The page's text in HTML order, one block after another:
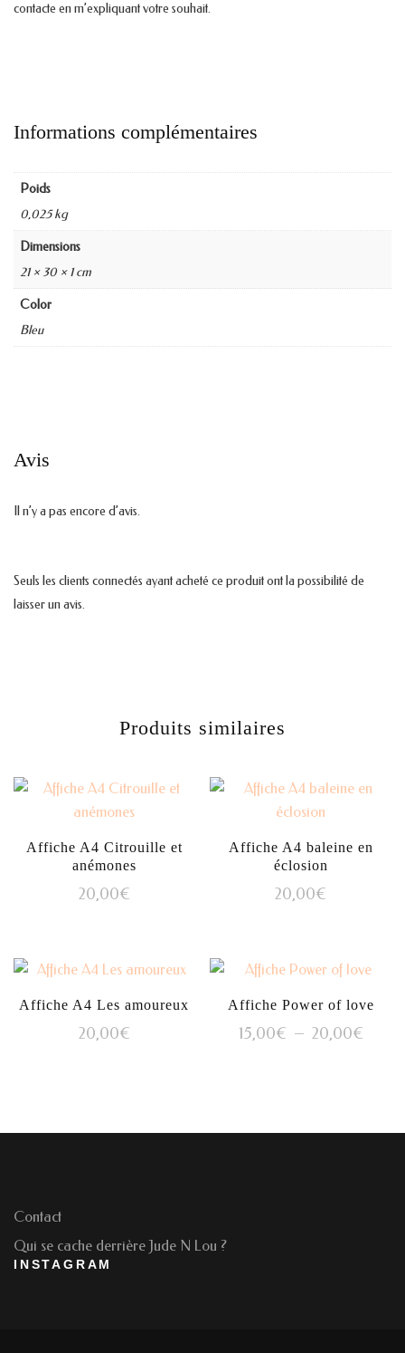
contacte en m’expliquant votre souhait.
Informations complémentaires
Poids
0,025 kg
Dimensions
21 × 30 × 1 cm
Color
Bleu
Avis
Il n’y a pas encore d’avis.
Seuls les clients connectés ayant acheté ce produit ont la possibilité de
laisser un avis.
Produits similaires
Affiche A4 Citrouille et
anémones
20,00€
Affiche A4 baleine en
éclosion
20,00€
Affiche A4 Les amoureux
20,00€
Affiche Power of love
15,00€ – 20,00€Plage
à
plusieurs
Contact
Qui se cache derrière Jude N Lou ?
INSTAGRAM